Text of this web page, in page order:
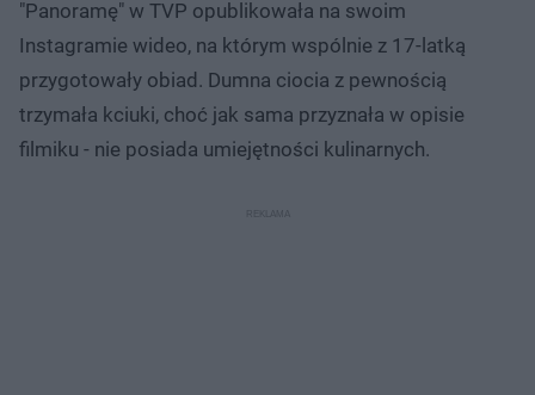
"Panoramę" w TVP opublikowała na swoim
Instagramie wideo, na którym wspólnie z 17-latką
przygotowały obiad. Dumna ciocia z pewnością
trzymała kciuki, choć jak sama przyznała w opisie
filmiku - nie posiada umiejętności kulinarnych.